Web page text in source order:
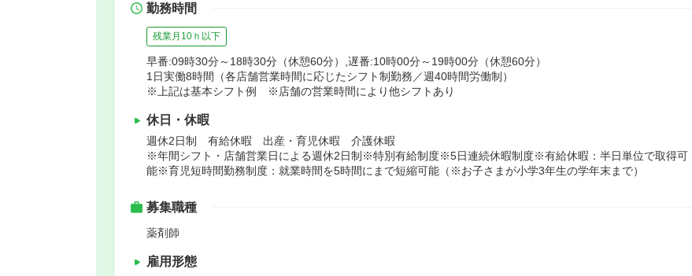
勤務時間
残業月10ｈ以下
早番:09時30分～18時30分（休憩60分）,遅番:10時00分～19時00分（休憩60分）
1日実働8時間（各店舗営業時間に応じたシフト制勤務／週40時間労働制）
※上記は基本シフト例 ※店舗の営業時間により他シフトあり
休日・休暇
週休2日制 有給休暇 出産・育児休暇 介護休暇
※年間シフト・店舗営業日による週休2日制※特別有給制度※5日連続休暇制度※有給休暇：半日単位で取得可
能※育児短時間勤務制度：就業時間を5時間にまで短縮可能（※お子さまが小学3年生の学年末まで）
募集職種
薬剤師
雇用形態